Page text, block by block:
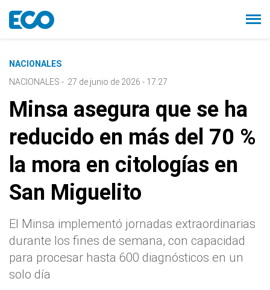
NACIONALES
NACIONALES - 27 de junio de 2026 - 17:27
Minsa asegura que se ha
reducido en más del 70 %
la mora en citologías en
San Miguelito
El Minsa implementó jornadas extraordinarias
durante los fines de semana, con capacidad
para procesar hasta 600 diagnósticos en un
solo día